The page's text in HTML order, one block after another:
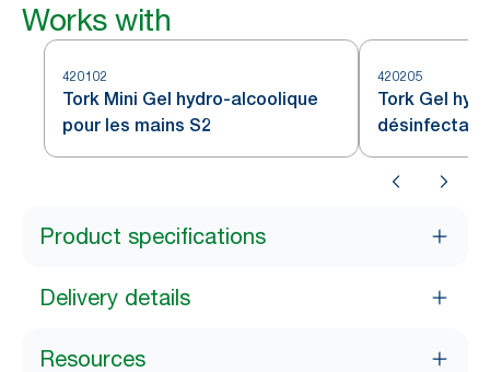
Works with
420102
Tork Mini Gel hydro-alcoolique
pour les mains S2
420205
Tork Gel
désinfectant
Product specifications
Delivery details
Resources